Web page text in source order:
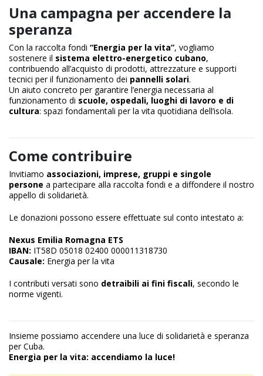
Una campagna per accendere la
speranza
Con la raccolta fondi “Energia per la vita”, vogliamo
sostenere il sistema elettro-energetico cubano,
contribuendo all’acquisto di prodotti, attrezzature e supporti
tecnici per il funzionamento dei pannelli solari.
Un aiuto concreto per garantire l’energia necessaria al
funzionamento di scuole, ospedali, luoghi di lavoro e di
cultura: spazi fondamentali per la vita quotidiana dell’isola.
Come contribuire
Invitiamo associazioni, imprese, gruppi e singole
persone a partecipare alla raccolta fondi e a diffondere il nostro
appello di solidarietà.
Le donazioni possono essere effettuate sul conto intestato a:
Nexus Emilia Romagna ETS
IBAN: IT58D 05018 02400 000011318730
Causale: Energia per la vita
I contributi versati sono detraibili ai fini fiscali, secondo le
norme vigenti.
Insieme possiamo accendere una luce di solidarietà e speranza
per Cuba.
Energia per la vita: accendiamo la luce!